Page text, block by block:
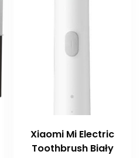
Xiaomi Mi Electric
Toothbrush Biały